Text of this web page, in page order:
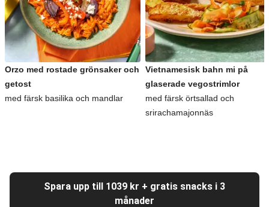
Orzo med rostade grönsaker och
getost
med färsk basilika och mandlar
Vietnamesisk bahn mi på
glaserade vegostrimlor
med färsk örtsallad och
srirachamajonnäs
Spara upp till 1039 kr + gratis snacks i 3
månader